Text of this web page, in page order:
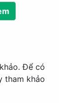
Để có
tham khảo